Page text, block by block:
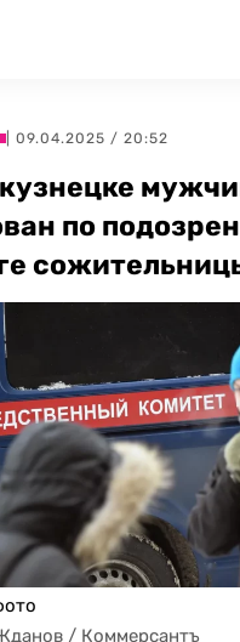
| 09.04.2025 / 20:52
по
/ Коммерсантъ